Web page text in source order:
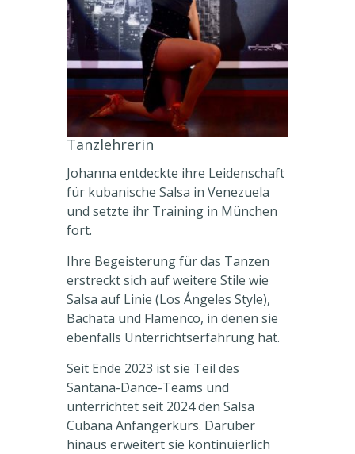
Tanzlehrerin
Johanna entdeckte ihre Leidenschaft
für kubanische Salsa in Venezuela
und setzte ihr Training in München
fort.
Ihre Begeisterung für das Tanzen
erstreckt sich auf weitere Stile wie
Salsa auf Linie (Los Ángeles Style),
Bachata und Flamenco, in denen sie
ebenfalls Unterrichtserfahrung hat.
Seit Ende 2023 ist sie Teil des
Santana-Dance-Teams und
unterrichtet seit 2024 den Salsa
Cubana Anfängerkurs. Darüber
hinaus erweitert sie kontinuierlich